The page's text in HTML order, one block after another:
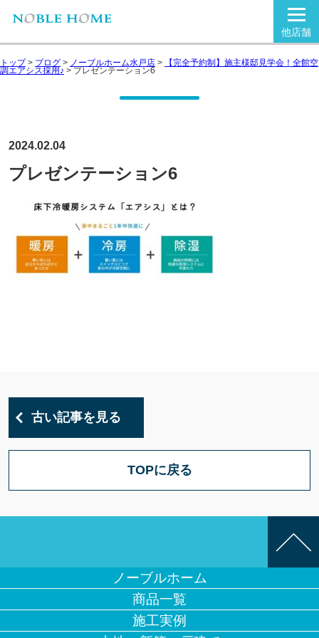
他店舗
トップ> ブログ > ノーブルホーム水戸店 > 【完全予約制】施主様邸見学会！全館空
調エアシス採用♪ > プレゼンテーション6
2024.02.04
プレゼンテーション6
古い記事を見る
TOPに戻る
ノーブルホーム
商品一覧
施工実例